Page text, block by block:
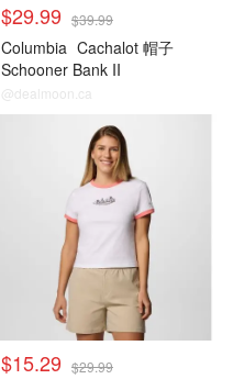
$29.99 $39.99
Columbia Cachalot 帽子
Schooner Bank II
@dealmoon.ca
$15.29 $29.99